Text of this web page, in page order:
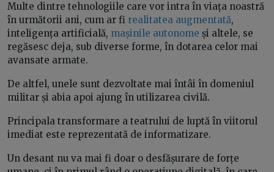
Multe dintre tehnologiile care vor intra în viața noastră
în următorii ani, cum ar fi realitatea augmentată,
inteligența artificială, mașinile autonome și altele, se
regăsesc deja, sub diverse forme, în dotarea celor mai
avansate armate.
De altfel, unele sunt dezvoltate mai întâi în domeniul
militar și abia apoi ajung în utilizarea civilă.
Principala transformare a teatrului de luptă în viitorul
imediat este reprezentată de informatizare.
Un desant nu va mai fi doar o desfășurare de forțe